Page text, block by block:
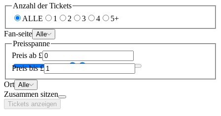
Anzahl der Tickets
ALLE
1 2 3 4
5+
Fan-seite Alle
Preisspanne
Preis ab £
Preis bis £
Ort Alle
Zusammen sitzen
Tickets anzeigen